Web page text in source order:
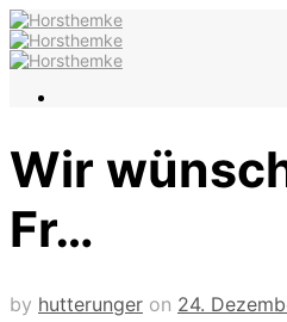
Wir
Fr…
by hutterunger on 24.